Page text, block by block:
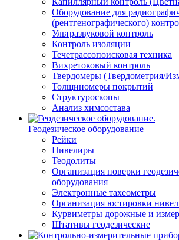
Оборудование для
(рентгенографического)
Ультразвуковой контроль
Контроль изоляции
Течетрассопоисковая техника
Вихретоковый контроль
Твердомеры (Твердометрия/
Толщиномеры покрытий
Структуроскопы
Анализ химсостава
Геодезическое оборудование
Рейки
Нивелиры
Теодолиты
Организация поверки
оборудования
Электронные тахеометры
Организация юстировки
Курвиметры дорожные и
Штативы геодезические